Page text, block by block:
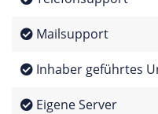
Mailsupport
Inhaber geführtes
Eigene Server